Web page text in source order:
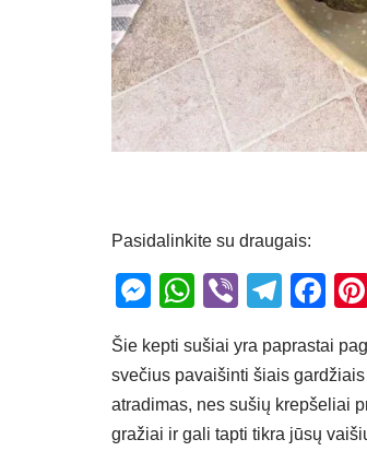
Pasidalinkite su draugais:
M
ss
e
n
W
at
s
A
Vi
er
T
e
gr
a
F
c
e
b
Šie kepti sušiai yra paprastai
svečius pavaišinti šiais
atradimas, nes sušių krepšeliai
gražiai ir gali tapti tikra jūsų